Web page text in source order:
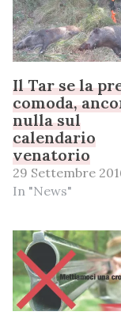
Il Tar se la
comoda,
nulla sul
calendario
venatorio
29 Settembre
In "News"